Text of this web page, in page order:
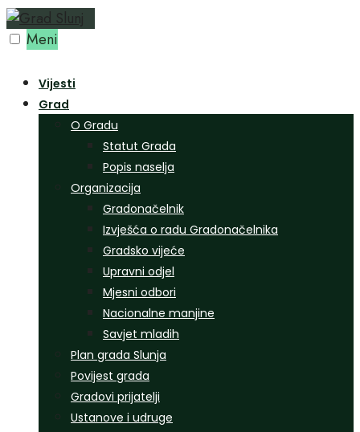
Preskoči
na Meni
Vijesti
Grad
O Gradu
Statut Grada
Popis naselja
Organizacija
Gradonačelnik
Izvješća o radu Gradonačelnika
Gradsko vijeće
Upravni odjel
Mjesni odbori
Nacionalne manjine
Savjet mladih
Plan grada Slunja
Povijest grada
Gradovi prijatelji
Ustanove i udruge